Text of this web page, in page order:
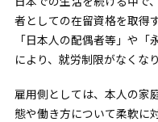
者としての在留資格を取得
「日本人の配偶者等」や
により、就労制限がなくなり
雇用側としては、本人の家
態や働き方について柔軟に